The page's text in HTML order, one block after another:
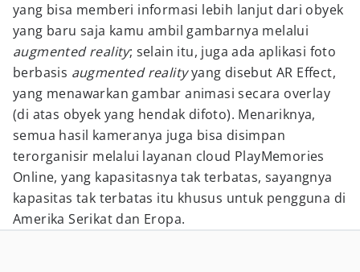
yang bisa memberi informasi lebih lanjut dari obyek
yang baru saja kamu ambil gambarnya melalui
augmented reality; selain itu, juga ada aplikasi foto
berbasis augmented realityyang disebut AR Effect,
yang menawarkan gambar animasi secara overlay
(di atas obyek yang hendak difoto). Menariknya,
semua hasil kameranya juga bisa disimpan
terorganisir melalui layanan cloud PlayMemories
Online, yang kapasitasnya tak terbatas, sayangnya
kapasitas tak terbatas itu khusus untuk pengguna di
Amerika Serikat dan Eropa.